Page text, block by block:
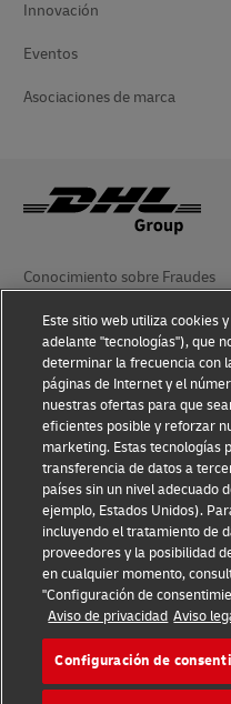
Innovación
Eventos
Asociaciones de marca
Conocimiento sobre Fraudes
Aviso Legal
Condiciones de Uso
Aviso de Privacidad
Información Adicional
Ajustes de cookies
Síganos
2026 © - todos
Este sitio web utiliza cookies
adelante "tecnologías"), que
determinar la frecuencia con
páginas de Internet y el
nuestras ofertas para que
eficientes posible y reforzar
marketing. Estas tecnologías
transferencia de datos a
países sin un nivel adecuado
ejemplo, Estados Unidos).
incluyendo el tratamiento de
proveedores y la posibilidad
en cualquier momento,
"Configuración de
Aviso de privacidad Aviso
Configuración de